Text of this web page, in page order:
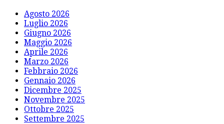
Agosto 2026
Luglio 2026
Giugno 2026
Maggio 2026
Aprile 2026
Marzo 2026
Febbraio 2026
Gennaio 2026
Dicembre 2025
Novembre 2025
Ottobre 2025
Settembre 2025